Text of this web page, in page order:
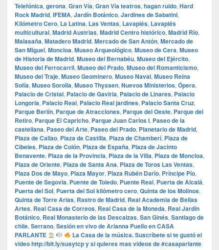
Telefónica, gerona, Gran Vía, Gran Vía teatros, hagan ruido, Hard
Rock Madrid, IFEMA, Jardín Botánico, Jardines de Sabatini,
Kilómetro Cero, La Latina, Las Ventas, Lavapiés, Lavapiés
multicultural, Madrid Austrias, Madrid Centro histórico, Madrid Río,
Malasaña, Matadero Madrid, Mercado de San Antón, Mercado de
San Miguel, Moncloa, Museo Arqueológico, Museo de Cera, Museo
de Historia de Madrid, Museo del Bernabéu, Museo del Ejército,
Museo del Ferrocarril, Museo del Prado, Museo del Romanticismo,
Museo del Traje, Museo Geominero, Museo Naval, Museo Reina
Sofía, Museo Sorolla, Museo Thyssen, Nuevos Ministerios, Ópera,
Palacio de Cristal, Palacio de Gaviria, Palacio de Linares, Palacio
Longoria, Palacio Real, Palacio Real jardines, Palacio Santa Cruz,
Parque Berlín, Parque de Atracciones, Parque del Oeste, Parque del
Retiro, Parque El Capricho, Parque Juan Carlos I, Paseo de la
castellana, Paseo del Arte, Paseo del Prado, Planetario de Madrid,
Plaza de Callao, Plaza de Castilla, Plaza de Chamberí, Plaza de
Cibeles, Plaza de Colón, Plaza de España, Plaza de Jacinto
Benavente, Plaza de la Provincia, Plaza de la Villa, Plaza de Moncloa,
Plaza de Oriente, Plaza de Santa Ana, Plaza de Toros Las Ventas,
Plaza Dos de Mayo, Plaza Mayor, Plaza Rubén Darío, Príncipe Pío,
Puente de Segovia, Puente de Toledo, Puente Real, Puerta de Alcalá,
Puerta del Sol, Puerta del Sol kilómetro cero, Quinta de los Molinos,
Quinta de Torre Arias, Rastro de Madrid, Real Academia de Bellas
Artes, Real Casa de Correos, Real Casa de la Moneda, Real Jardín
Botánico, Real Monasterio de las Descalzas, San Ginés, Santiago de
chile, Serrano, Sesión en vivo de Arianna Puello en CASA
PARLANTE
La Casa de la música. Suscríbete si te gustó el
video http://bit.ly/susytcp y si quieres mas videos de #casaparlante